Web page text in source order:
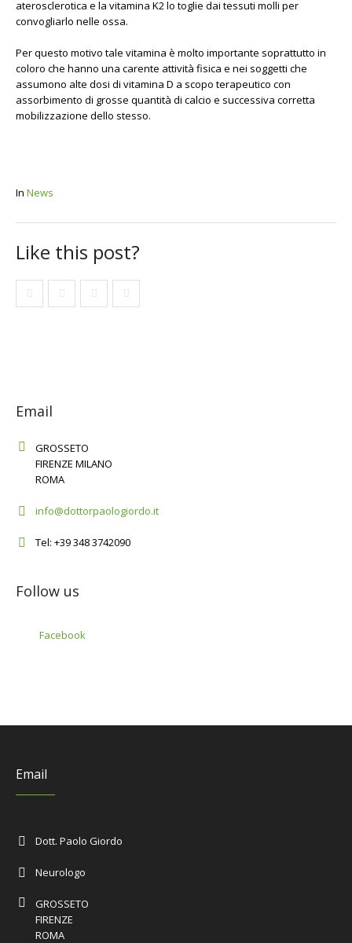
aterosclerotica e la vitamina K2 lo toglie dai tessuti molli per
convogliarlo nelle ossa.
Per questo motivo tale vitamina è molto importante soprattutto in
coloro che hanno una carente attività fisica e nei soggetti che
assumono alte dosi di vitamina D a scopo terapeutico con
assorbimento di grosse quantità di calcio e successiva corretta
mobilizzazione dello stesso.
In News
Like this post?
Email
GROSSETO
FIRENZE MILANO
ROMA
info@dottorpaologiordo.it
Tel: +39 348 3742090
Follow us
Facebook
Email
Dott. Paolo Giordo
Neurologo
GROSSETO
FIRENZE
ROMA